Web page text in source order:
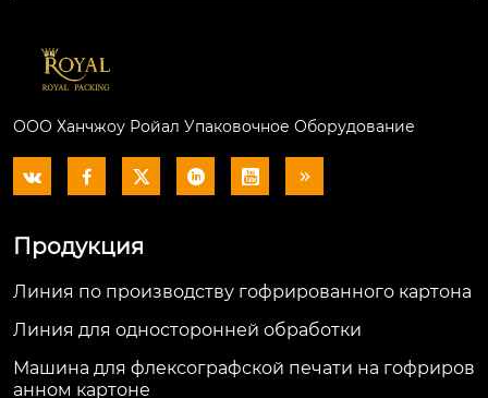
ООО Ханчжоу Ройал Упаковочное Оборудование
     
Продукция
Линия по производству гофрированного картона
Линия для односторонней обработки
Машина для флексографской печати на гофриров
анном картоне